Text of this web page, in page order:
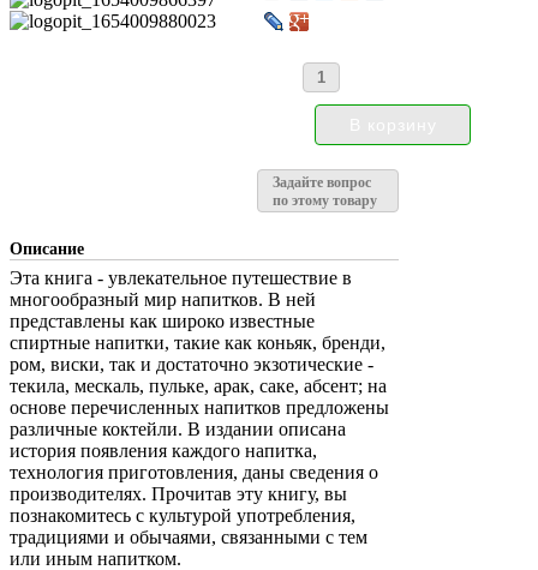
Задайте вопрос
по этому товару
Описание
Эта книга - увлекательное путешествие в
многообразный мир напитков. В ней
представлены как широко известные
спиртные напитки, такие как коньяк, бренди,
ром, виски, так и достаточно экзотические -
текила, мескаль, пульке, арак, саке, абсент; на
основе перечисленных напитков предложены
различные коктейли. В издании описана
история появления каждого напитка,
технология приготовления, даны сведения о
производителях. Прочитав эту книгу, вы
познакомитесь с культурой употребления,
традициями и обычаями, связанными с тем
или иным напитком.